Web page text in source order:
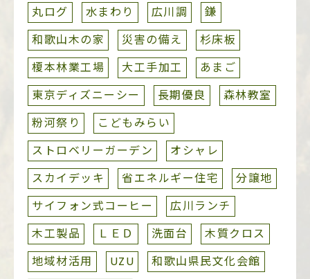
丸ログ
水まわり 広川調
鎌
和歌山木の家
災害の備え
杉床板
榎本林業工場
大工手加工
あまご
東京ディズニーシー
長期優良
森林教室
粉河祭り
こどもみらい
ストロベリーガーデン
オシャレ
スカイデッキ
省エネルギー住宅
分譲地
サイフォン式コーヒー
広川ランチ
木工製品
ＬＥＤ 洗面台
木質クロス
地域材活用
UZU
和歌山県民文化会館